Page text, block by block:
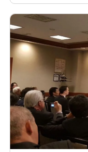
multilayer. Mais
sem nenhum